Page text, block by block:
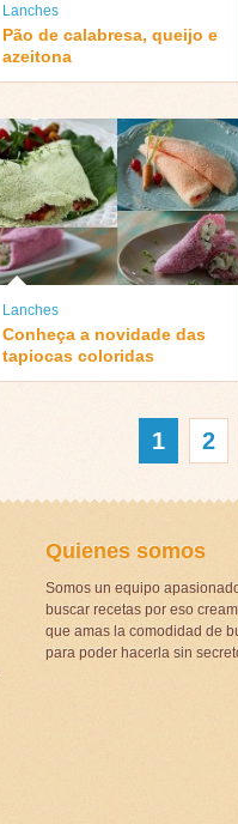
Lanches
Pão de calabresa, queijo e
azeitona
Lanches
Conheça a novidade das
tapiocas coloridas
1 2
Quienes somos
Somos un equipo
buscar recetas por eso
que amas la comodidad de
para poder hacerla sin